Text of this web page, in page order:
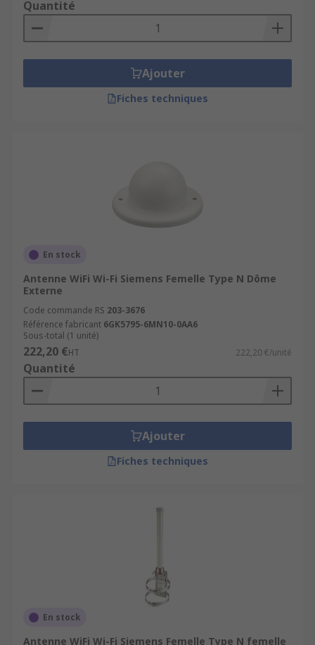
Adaptateurs WiFi
routeurs professionnels
Répéteurs réseau
Quantité
Ajouter
Fiches techniques
En stock
Antenne WiFi Wi-Fi Siemens Femelle Type N Dôme
Externe
Code commande RS 203-3676
Référence fabricant 6GK5795-6MN10-0AA6
Sous-total (1 unité)
222,20 €HT 222,20 €/unité
Quantité
Ajouter
Fiches techniques
En stock
Antenne WiFi Wi-Fi Siemens Femelle Type N femelle